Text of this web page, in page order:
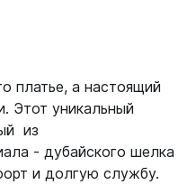
платье, а настоящий
Этот уникальный
из
- дубайского шелка
и долгую службу.